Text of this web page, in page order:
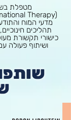
מדעי המוח
תהליכים
כישורי תקשורת
ושיתוף פעולה